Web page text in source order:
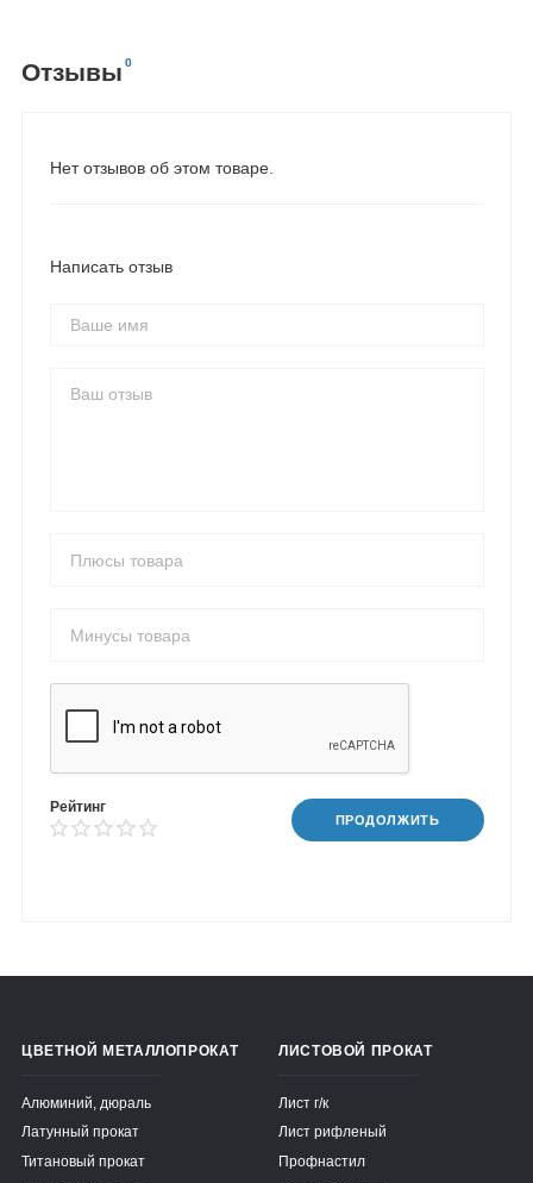
Отзывы 0
Нет отзывов об этом товаре.
Написать отзыв
Рейтинг
ПРОДОЛЖИТЬ
ЦВЕТНОЙ МЕТАЛЛОПРОКАТ
Алюминий, дюраль
Латунный прокат
Титановый прокат
ЛИСТОВОЙ ПРОКАТ
Лист г/к
Лист рифленый
Профнастил